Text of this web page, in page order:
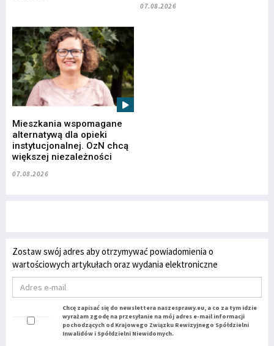
07.08.2026
Mieszkania wspomagane
alternatywą dla opieki
instytucjonalnej. OzN chcą
większej niezależności
07.08.2026
Zostaw swój adres aby otrzymywać powiadomienia o
wartościowych artykułach oraz wydania elektroniczne
Chcę zapisać się do newslettera naszesprawy.eu, a co za tym idzie
wyrażam zgodę na przesyłanie na mój adres e-mail informacji
pochodzących od Krajowego Związku Rewizyjnego Spółdzielni
Inwalidów i Spółdzielni Niewidomych.